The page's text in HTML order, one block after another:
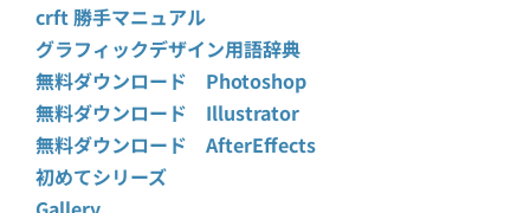
crft 勝手マニュアル
グラフィックデザイン用語辞典
無料ダウンロード Photoshop
無料ダウンロード Illustrator
無料ダウンロード AfterEffects
初めてシリーズ